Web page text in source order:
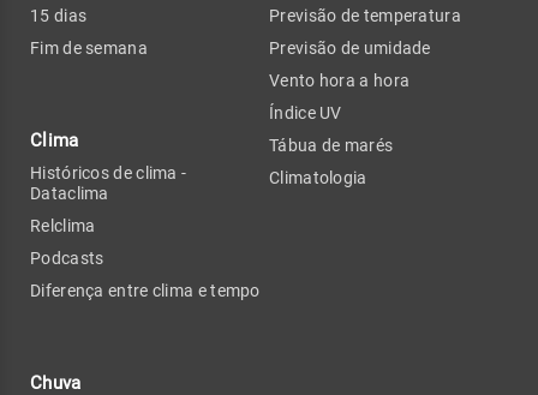
15 dias
Fim de semana
Clima
Históricos de clima -
Dataclima
Relclima
Podcasts
Diferença entre clima e tempo
Chuva
Previsão de temperatura
Previsão de umidade
Vento hora a hora
Índice UV
Tábua de marés
Climatologia